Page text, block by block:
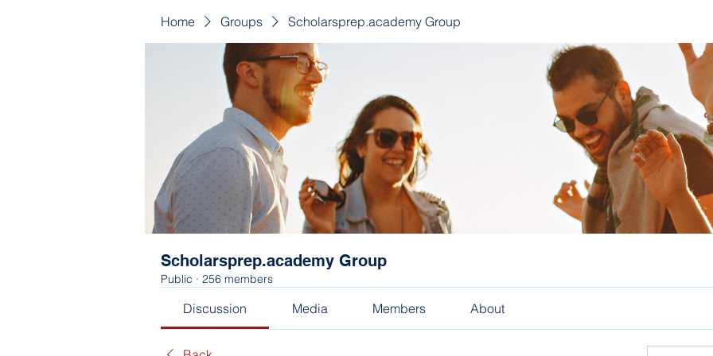
Home Groups Scholarsprep.academy Group
Scholarsprep.academy Group
Public · 256 members
Discussion Media Members About